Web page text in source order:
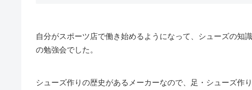
自分がスポーツ店で働き始めるようになって、シューズの知
の勉強会でした。
シューズ作りの歴史があるメーカーなので、足・シューズ作